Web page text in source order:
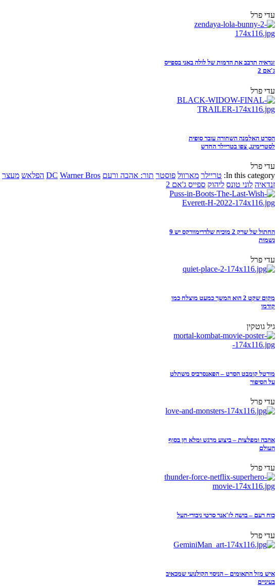
עדי פרל
זנדאיה תדבב את הדמות של לולה באני בספייס
ג'אם 2
עדי פרל
הסרט האלמנה השחורה עובר סופית
לסטרימינג, צפו בטריילר החדש
עדי פרל
In this category: טריילר מארוול פוסטר תור: אהבה ורעם DC Warner Bros הפלאש מעצר
זנדאיה לוני טונס ליהוק ספייס ג'אם 2
החתול של שרק 2 מוכיח שלדרימוורקס יש 9
נשמות
עדי פרל
מקום שקט 2 הוא המשך כמעט מוצלח כמו
קודמו
גיל גוטקין
מורטל קומבט הסרט – הפאנסרביס משתלט
על הסיפור
עדי פרל
אהבה ומפלצות – ביצוע מרגש ומלא חן בסוף
העולם
עדי פרל
כוח רעם – בושה לז'אנר סרטי גיבורי-העל
עדי פרל
איש מזל התאומים – הניסוי הקולנועי שמכאיב
בעיניים